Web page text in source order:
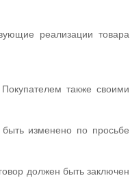
реализации товара
также своими
изменено по просьбе
должен быть заключен